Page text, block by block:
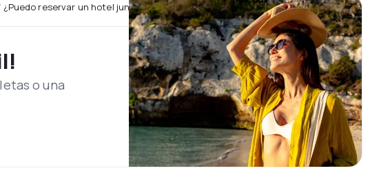
reservar un hotel junto con un vuelo de Bamboo Airways?
o una